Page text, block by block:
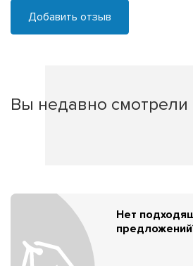
Добавить отзыв
Вы недавно смотрели
Нет